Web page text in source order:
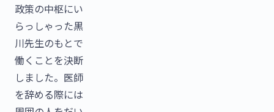
政策の中枢にい
らっしゃった黒
川先生のもとで
働くことを決断
しました。医師
を辞める際には